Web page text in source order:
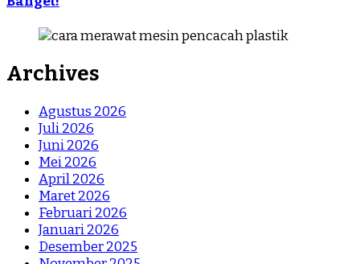
Archives
Agustus 2026
Juli 2026
Juni 2026
Mei 2026
April 2026
Maret 2026
Februari 2026
Januari 2026
Desember 2025